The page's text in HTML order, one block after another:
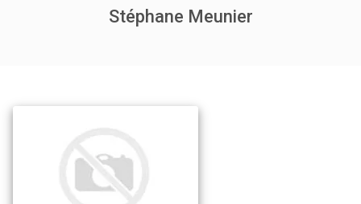
Stéphane Meunier